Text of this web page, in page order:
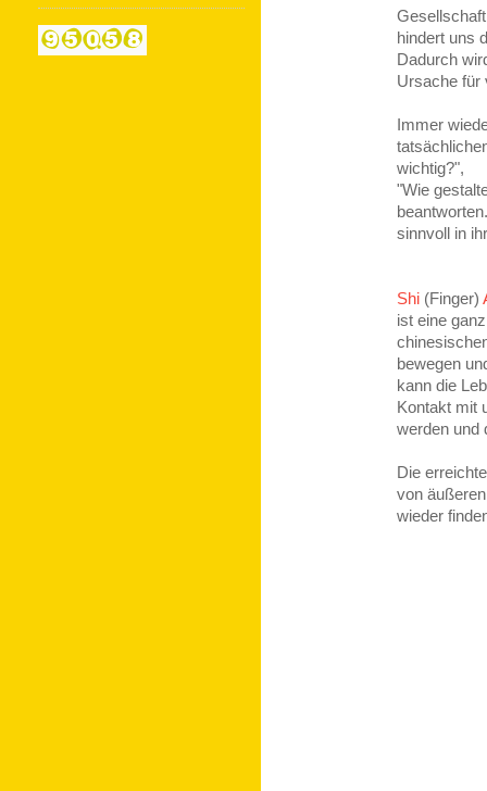
hindert uns
Dadurch
Ursache für
Immer
wichtig?",
"Wie
sinnvoll in
Shi (Finger)
ist eine
bewegen
kann die
Kontakt mit
werden und
Die
von
wieder